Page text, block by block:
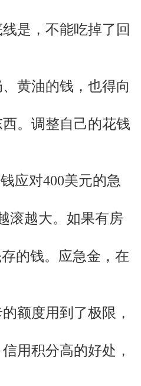
是，不能吃掉了回
黄油的钱，也得向
。调整自己的花钱
应对400美元的急
滚越大。如果有房
的钱。应急金，在
额度用到了极限，
用积分高的好处，